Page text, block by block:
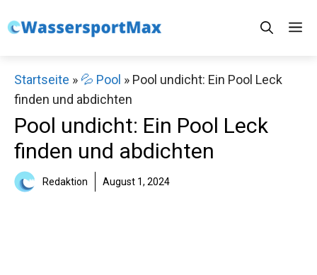
Inhalt
Startseite » 💦 Pool » Pool undicht: Ein Pool Leck
finden und abdichten
Pool undicht: Ein Pool Leck
finden und abdichten
Redaktion August 1, 2024